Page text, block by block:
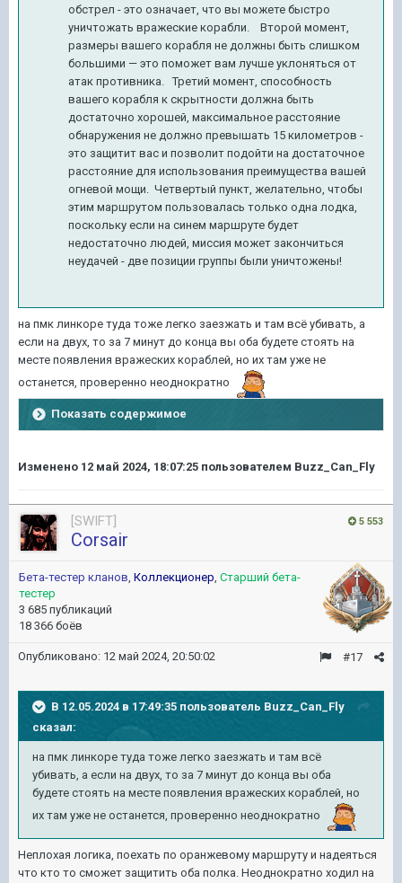
обстрел - это означает, что вы можете быстро
уничтожать вражеские корабли. Второй момент,
размеры вашего корабля не должны быть слишком
большими — это поможет вам лучше уклоняться от
атак противника. Третий момент, способность
вашего корабля к скрытности должна быть
достаточно хорошей, максимальное расстояние
обнаружения не должно превышать 15 километров -
это защитит вас и позволит подойти на достаточное
расстояние для использования преимущества вашей
огневой мощи. Четвертый пункт, желательно, чтобы
этим маршрутом пользовалась только одна лодка,
поскольку если на синем маршруте будет
недостаточно людей, миссия может закончиться
неудачей - две позиции группы были уничтожены!
на пмк линкоре туда тоже легко заезжать и там всё убивать, а
если на двух, то за 7 минут до конца вы оба будете стоять на
месте появления вражеских кораблей, но их там уже не
останется, проверенно неоднократно
Показать содержимое
Изменено 12 май 2024, 18:07:25 пользователем Buzz_Can_Fly
5 553
[SWIFT]
Corsair
Бета-тестер кланов, Коллекционер, Старший бета-
тестер
3 685 публикаций
18 366 боёв
#17
Опубликовано: 12 май 2024, 20:50:02
В 12.05.2024 в 17:49:35 пользователь Buzz_Can_Fly
сказал:
на пмк линкоре туда тоже легко заезжать и там всё
убивать, а если на двух, то за 7 минут до конца вы оба
будете стоять на месте появления вражеских кораблей, но
их там уже не останется, проверенно неоднократно
Неплохая логика, поехать по оранжевому маршруту и надеяться
что кто то сможет защитить оба полка. Неоднократно ходил на